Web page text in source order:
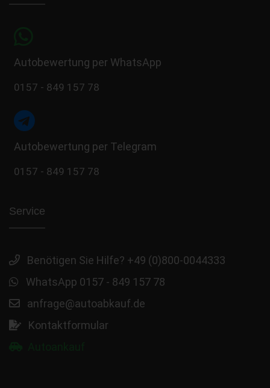
Autobewertung per WhatsApp
0157 - 849 157 78
Autobewertung per Telegram
0157 - 849 157 78
Service
Benötigen Sie Hilfe? +49 (0)800-0044333
WhatsApp 0157 - 849 157 78
anfrage@autoabkauf.de
Kontaktformular